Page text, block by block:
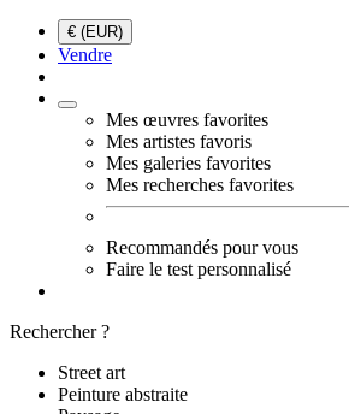
€ (EUR)
Vendre
Mes œuvres favorites
Mes artistes favoris
Mes galeries favorites
Mes recherches favorites
Recommandés pour vous
Faire le test personnalisé
Rechercher ?
Street art
Peinture abstraite